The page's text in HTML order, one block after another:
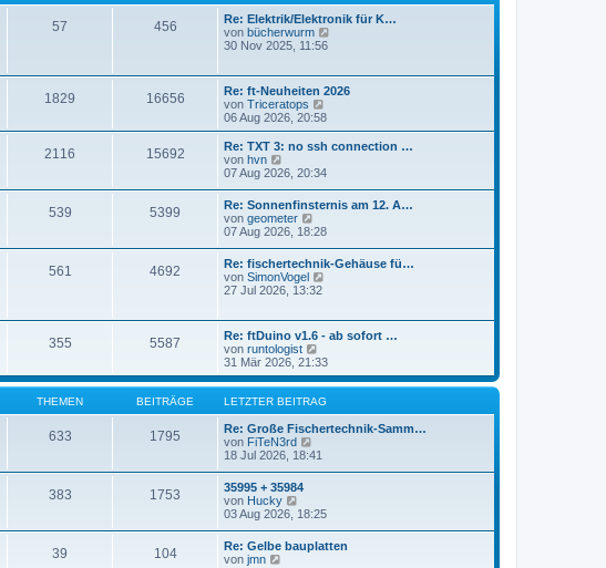
t
r
a
r
B
e
i
r
a
g
57 456
Re: Elektrik/Elektronik für K…
von bücherwurm
s
t
B
e
r
a
30 Nov 2025, 11:56
1829 16656
Re: ft-Neuheiten 2026
von Triceratops
e
u
e
t
r
B
i
t
r
06 Aug 2026, 20:58
2116 15692
Re: TXT 3: no ssh connection …
von hvn
e
s
t
e
r
B
e
i
r
a
g
07 Aug 2026, 20:34
539 5399
Re: Sonnenfinsternis am 12. A…
von geometer
e
e
s
t
e
B
e
i
t
r
a
g
07 Aug 2026, 18:28
561 4692
Re: fischertechnik-Gehäuse fü…
von SimonVogel
e
r
B
i
r
27 Jul 2026, 13:32
355 5587
Re: ftDuino v1.6 - ab sofort …
von runtologist
e
u
e
s
t
e
B
r
a
g
31 Mär 2026, 21:33
THEMEN BEITRÄGE LETZTER BEITRAG
633 1795
Re: Große Fischertechnik-Samm…
von FiTeN3rd
e
t
e
r
B
18 Jul 2026, 18:41
383 1753
35995 + 35984
von Hucky
e
s
03 Aug 2026, 18:25
39 104
Re: Gelbe bauplatten
von jmn